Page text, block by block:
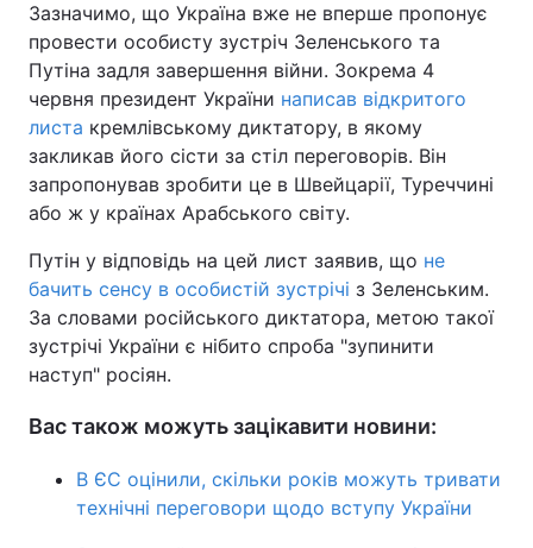
Зазначимо, що Україна вже не вперше пропонує
провести особисту зустріч Зеленського та
Путіна задля завершення війни. Зокрема 4
червня президент України написав відкритого
листа кремлівському диктатору, в якому
закликав його сісти за стіл переговорів. Він
запропонував зробити це в Швейцарії, Туреччині
або ж у країнах Арабського світу.
Путін у відповідь на цей лист заявив, що не
бачить сенсу в особистій зустрічі з Зеленським.
За словами російського диктатора, метою такої
зустрічі України є нібито спроба "зупинити
наступ" росіян.
Вас також можуть зацікавити новини:
В ЄС оцінили, скільки років можуть тривати
технічні переговори щодо вступу України